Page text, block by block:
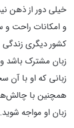
خیلی دور از ذهن
و امکانات راحت و
کشور دیگری زندگی
زبان مشترک باشد
زبانی که او با آن
همچنین با
زبان او مواجه شوید.